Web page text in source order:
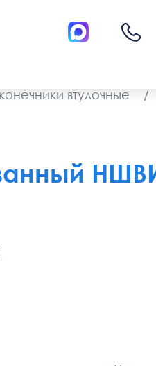
втулочные
/